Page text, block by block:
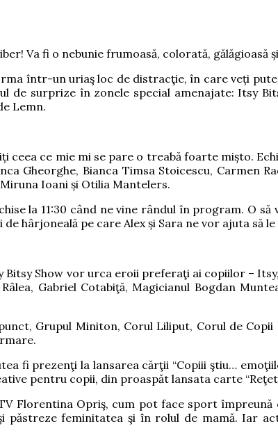
Va fi o nebunie frumoasă, colorată, gălăgioasă
într-un uriaş loc de distracţie, în care veți
surprize în zonele special amenajate: Itsy
Lemn.
ce mie mi se pare o treabă foarte mișto.
Gheorghe, Bianca Timsa Stoicescu, Carmen
Ioani și Otilia Mantelers.
la 11:30 când ne vine rândul în program. O
hârjoneală pe care Alex și Sara ne vor ajuta să
Show vor urca eroii preferaţi ai copiilor –
Gabriel Cotabiţă, Magicianul Bogdan
Grupul Miniton, Corul Liliput, Corul de Copii
fi prezenţi la lansarea cărţii “Copiii ştiu…
pentru copii, din proaspăt lansata carte
Florentina Opriş, cum pot face sport
păstreze feminitatea şi în rolul de mamă. Iar